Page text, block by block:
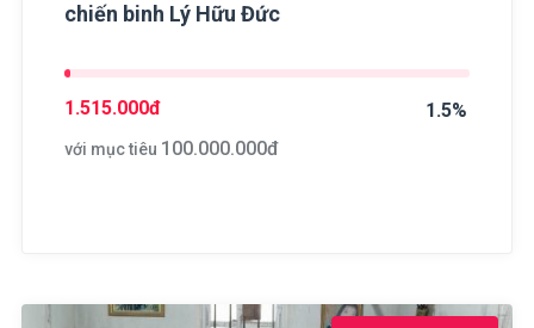
chiến binh Lý Hữu Đức
1.5%
1.515.000đ
với mục tiêu 100.000.000đ